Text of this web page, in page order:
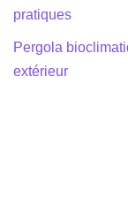
pratiques
Pergola
extérieur